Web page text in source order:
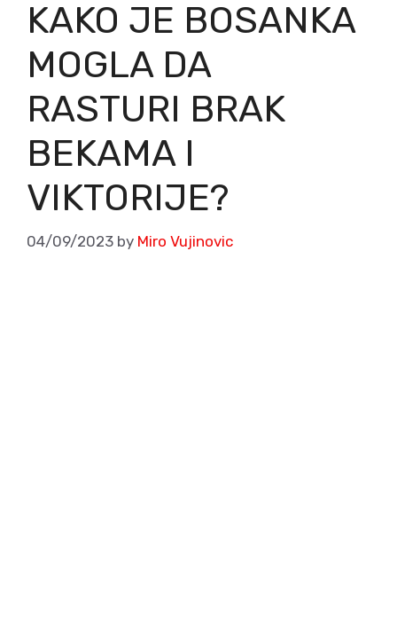
KAKO JE BOSANKA
MOGLA DA
RASTURI BRAK
BEKAMA I
VIKTORIJE?
04/09/2023 by Miro Vujinovic